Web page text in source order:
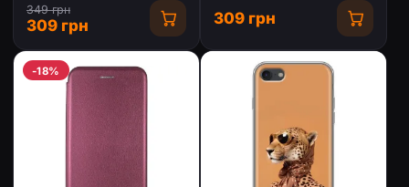
349 грн
309 грн 309 грн
-18%